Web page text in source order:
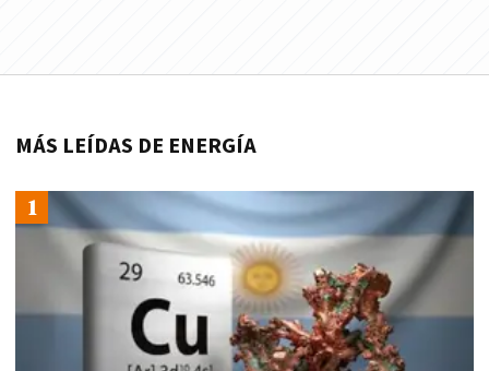
MÁS LEÍDAS DE ENERGÍA